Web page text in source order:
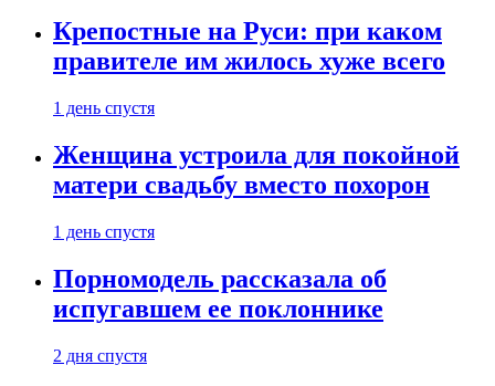
Крепостные на Руси: при каком
правителе им жилось хуже всего
1 день спустя
Женщина устроила для покойной
матери свадьбу вместо похорон
1 день спустя
Порномодель рассказала об
испугавшем ее поклоннике
2 дня спустя